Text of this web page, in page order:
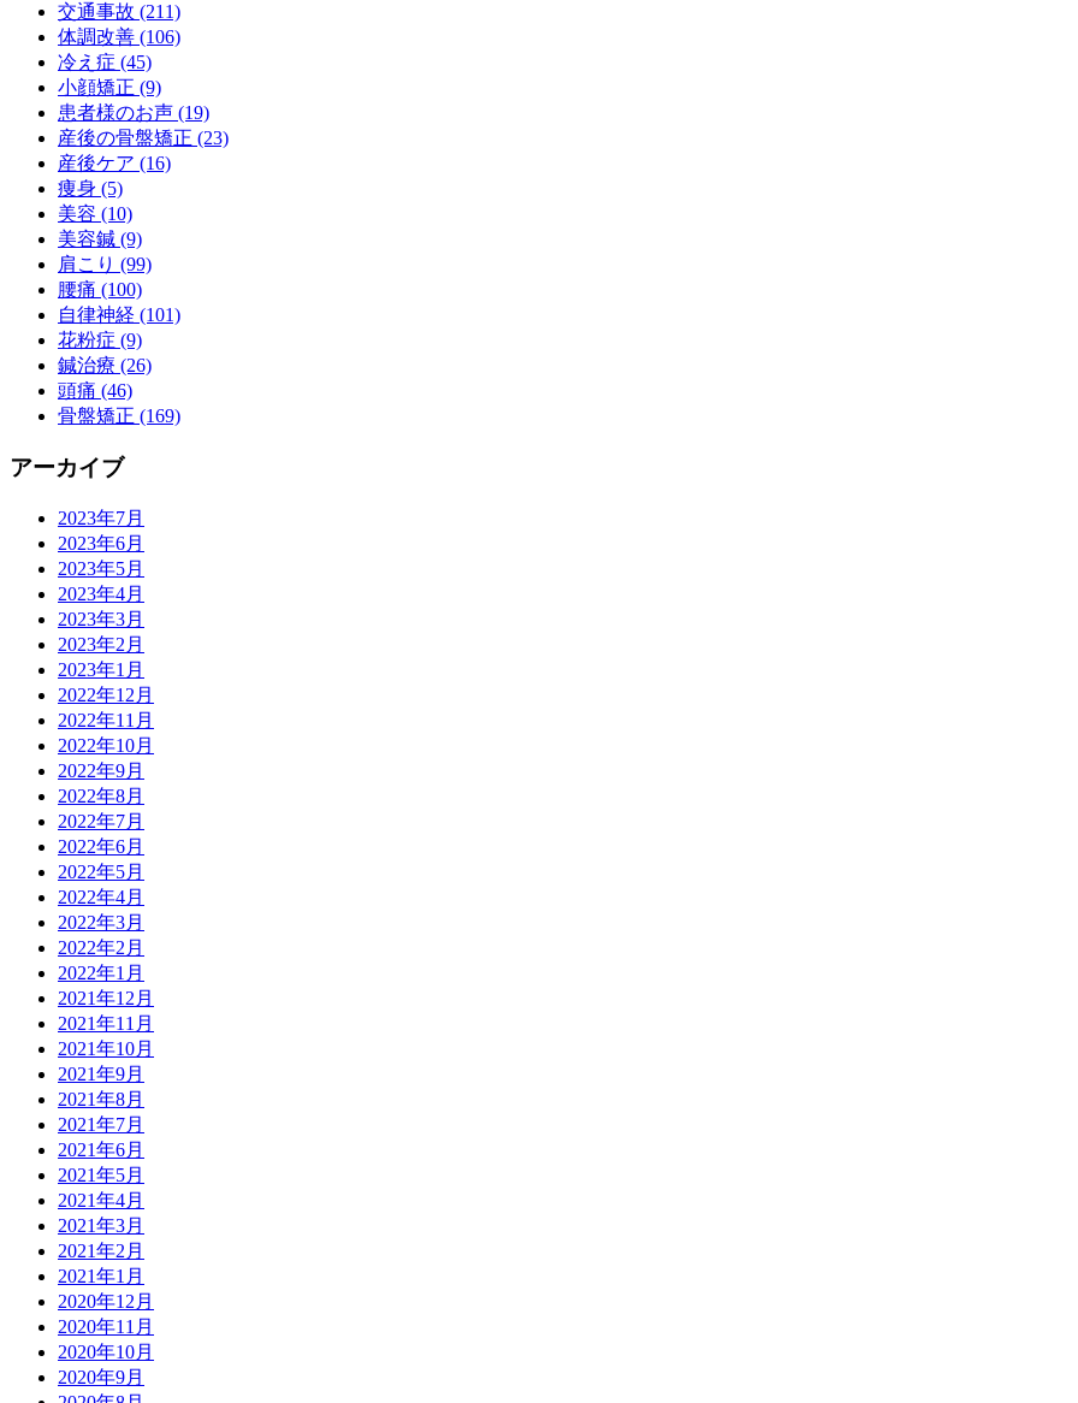
交通事故 (211)
体調改善 (106)
冷え症 (45)
小顔矯正 (9)
患者様のお声 (19)
産後の骨盤矯正 (23)
産後ケア (16)
痩身 (5)
美容 (10)
美容鍼 (9)
肩こり (99)
腰痛 (100)
自律神経 (101)
花粉症 (9)
鍼治療 (26)
頭痛 (46)
骨盤矯正 (169)
アーカイブ
2023年7月
2023年6月
2023年5月
2023年4月
2023年3月
2023年2月
2023年1月
2022年12月
2022年11月
2022年10月
2022年9月
2022年8月
2022年7月
2022年6月
2022年5月
2022年4月
2022年3月
2022年2月
2022年1月
2021年12月
2021年11月
2021年10月
2021年9月
2021年8月
2021年7月
2021年6月
2021年5月
2021年4月
2021年3月
2021年2月
2021年1月
2020年12月
2020年11月
2020年10月
2020年9月